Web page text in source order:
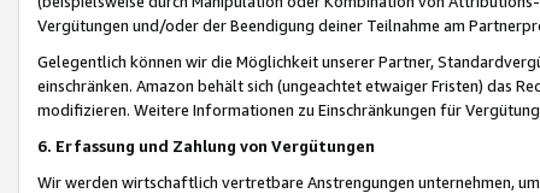
Vergütungen und/oder der Beendigung deiner Teilnahme am
Gelegentlich können wir die Möglichkeit unserer Partner,
einschränken. Amazon behält sich (ungeachtet etwaiger Fristen) das
modifizieren. Weitere Informationen zu Einschränkungen für
6. Erfassung und Zahlung von Vergütungen
Wir werden wirtschaftlich vertretbare Anstrengungen unternehmen,